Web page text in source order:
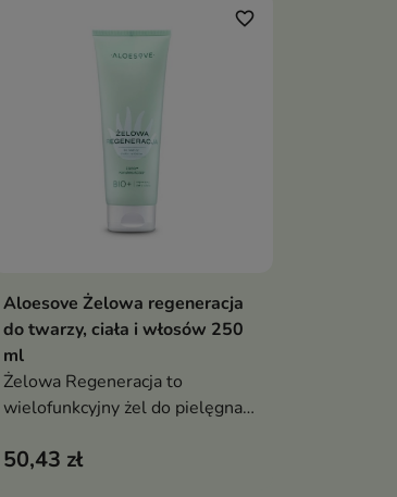
Dodaj do koszyka
favorite_border
Aloesove Żelowa regeneracja
do twarzy, ciała i włosów 250
ml
Żelowa Regeneracja to
wielofunkcyjny żel do pielęgnacji
intensywnie nawilża, koi
50,43 zł